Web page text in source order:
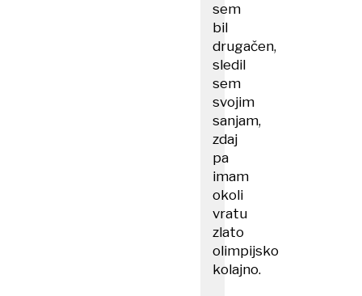
sem
bil
drugačen,
sledil
sem
svojim
sanjam,
zdaj
pa
imam
okoli
vratu
zlato
olimpijsko
kolajno.